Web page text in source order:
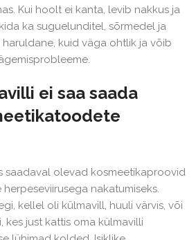
Kui hoolt ei kanta, levib nakkus ja
ka suguelunditel, sõrmedel ja
haruldane, kuid väga ohtlik ja võib
ei saa saada
saadaval olevad kosmeetikaproovid
nakatumiseks.
kellel oli külmavill, huuli värvis, või
kes just kattis oma külmavilli